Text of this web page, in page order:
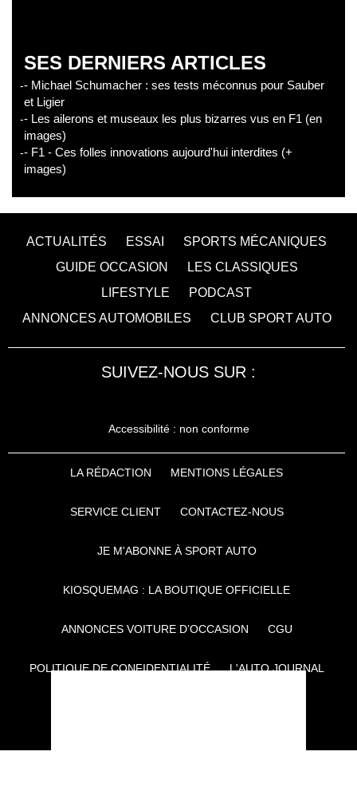
SES DERNIERS ARTICLES
- Michael Schumacher : ses tests méconnus pour Sauber
et Ligier
- Les ailerons et museaux les plus bizarres vus en F1 (en
images)
- F1 - Ces folles innovations aujourd'hui interdites (+
images)
ACTUALITÉS ESSAI
SPORTS MÉCANIQUES
GUIDE OCCASION
LES CLASSIQUES
LIFESTYLE
PODCAST
ANNONCES AUTOMOBILES
CLUB SPORT AUTO
SUIVEZ-NOUS SUR :
Accessibilité : non conforme
LA RÉDACTION MENTIONS LÉGALES
SERVICE CLIENT CONTACTEZ-NOUS
JE M'ABONNE À SPORT AUTO
KIOSQUEMAG : LA BOUTIQUE OFFICIELLE
ANNONCES VOITURE D’OCCASION CGU
POLITIQUE DE CONFIDENTIALITÉ L'AUTO JOURNAL